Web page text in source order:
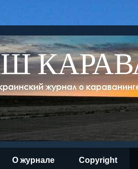
О журнале Copyright